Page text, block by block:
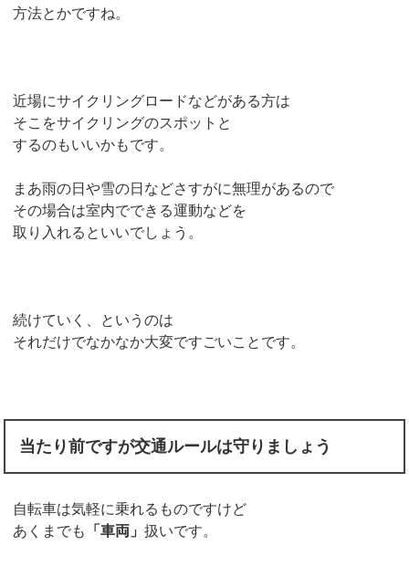
方法とかですね。
近場にサイクリングロードなどがある方は
そこをサイクリングのスポットと
するのもいいかもです。
まあ雨の日や雪の日などさすがに無理があるので
その場合は室内でできる運動などを
取り入れるといいでしょう。
続けていく、というのは
それだけでなかなか大変ですごいことです。
当たり前ですが交通ルールは守りましょう
自転車は気軽に乗れるものですけど
あくまでも
「車両」扱いです。